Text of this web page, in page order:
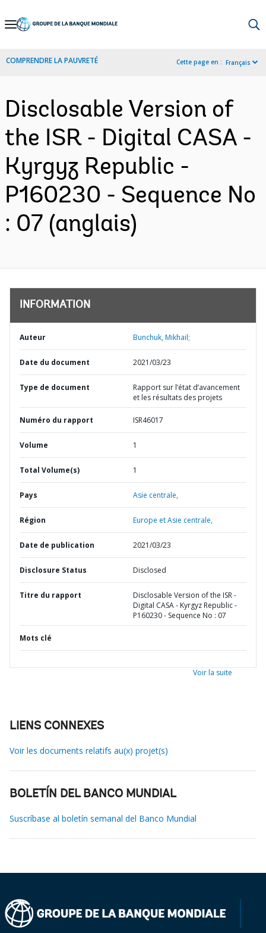
Skip
Navigation
COMPRENDRE LA PAUVRETÉ Cette page en : Français
Disclosable Version of
the ISR - Digital CASA -
Kyrgyz Republic -
P160230 - Sequence No
: 07 (anglais)
INFORMATION
Auteur Bunchuk, Mikhail;
Date du document 2021/03/23
Type de document
Rapport sur l’état d’avancement
et les résultats des projets
Numéro du rapport ISR46017
Volume 1
Total Volume(s) 1
Pays Asie centrale,
Région Europe et Asie centrale,
Date de publication 2021/03/23
Disclosure Status Disclosed
Titre du rapport
Disclosable Version of the ISR -
Digital CASA - Kyrgyz Republic -
P160230 - Sequence No : 07
Mots clé
Voir la suite
LIENS CONNEXES
Voir les documents relatifs au(x) projet(s)
BOLETÍN DEL BANCO MUNDIAL
Suscríbase al boletín semanal del Banco Mundial